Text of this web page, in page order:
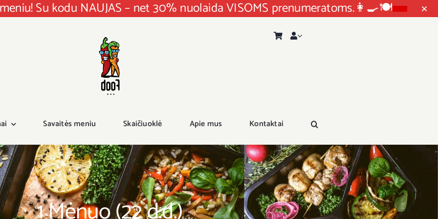
Su kodu NAUJAS – net 30% nuolaida VISOMS prenumeratoms.👩‍🍳🍽
Savaitės meniu Skaičiuoklė Apie mus Kontaktai